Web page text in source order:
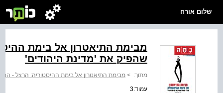
שלום אורח
מבימת התיאטרון אל בימת
שהפיק את 'מדינת היהודים'
מתוך: > מבימת התיאטרון אל בימת ההיסטוריה: הרצל -
עמוד:3